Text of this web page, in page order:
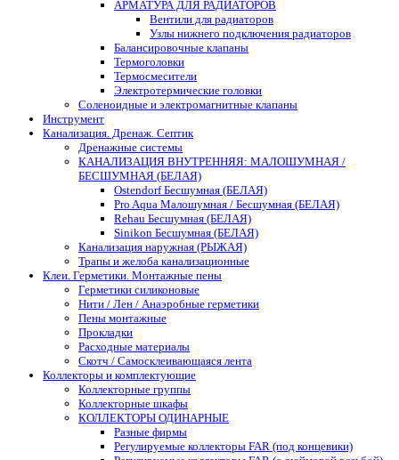
АРМАТУРА ДЛЯ РАДИАТОРОВ
Вентили для радиаторов
Узлы нижнего подключения радиаторов
Балансировочные клапаны
Термоголовки
Термосмесители
Электротермические головки
Соленоидные и электромагнитные клапаны
Инструмент
Канализация. Дренаж. Септик
Дренажные системы
КАНАЛИЗАЦИЯ ВНУТРЕННЯЯ: МАЛОШУМНАЯ /
БЕСШУМНАЯ (БЕЛАЯ)
Ostendorf Бесшумная (БЕЛАЯ)
Pro Aqua Малошумная / Бесшумная (БЕЛАЯ)
Rehau Бесшумная (БЕЛАЯ)
Sinikon Бесшумная (БЕЛАЯ)
Канализация наружная (РЫЖАЯ)
Трапы и желоба канализационные
Клеи. Герметики. Монтажные пены
Герметики силиконовые
Нити / Лен / Анаэробные герметики
Пены монтажные
Прокладки
Расходные материалы
Скотч / Самосклеивающаяся лента
Коллекторы и комплектующие
Коллекторные группы
Коллекторные шкафы
КОЛЛЕКТОРЫ ОДИНАРНЫЕ
Разные фирмы
Регулируемые коллекторы FAR (под концевики)